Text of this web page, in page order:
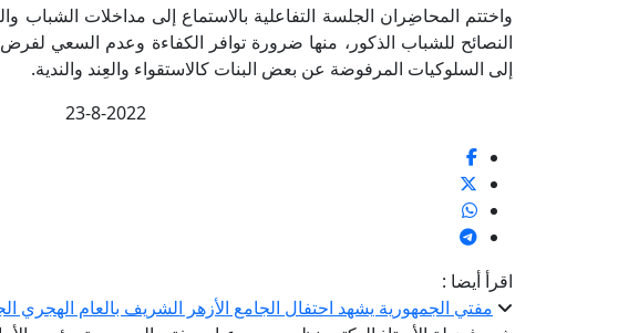
واختتم المحاضِران الجلسة التفاعلية بالاستماع إلى مداخلات الشباب
النصائح للشباب الذكور، منها ضرورة توافر الكفاءة وعدم السعي
إلى السلوكيات المرفوضة عن بعض البنات كالاستقواء والعِند والندية.
23-8-2022
اقرأ أيضا :
مفتي الجمهورية يشهد احتفال الجامع الأزهر الشريف بالعام الهجري الجديد